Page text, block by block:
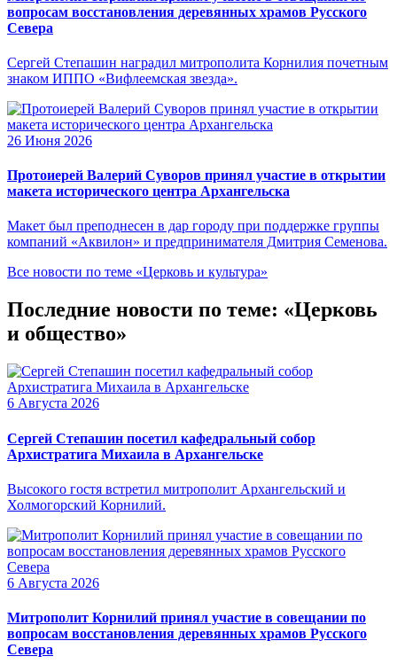
вопросам восстановления деревянных храмов Русского
Севера
Сергей Степашин наградил митрополита Корнилия почетным
знаком ИППО «Вифлеемская звезда».
26 Июня 2026
Протоиерей Валерий Суворов принял участие в открытии
макета исторического центра Архангельска
Макет был преподнесен в дар городу при поддержке группы
компаний «Аквилон» и предпринимателя Дмитрия Семенова.
Все новости по теме «Церковь и культура»
Последние новости по теме: «Церковь
и общество»
6 Августа 2026
Сергей Степашин посетил кафедральный собор
Архистратига Михаила в Архангельске
Высокого гостя встретил митрополит Архангельский и
Холмогорский Корнилий.
6 Августа 2026
Митрополит Корнилий принял участие в совещании по
вопросам восстановления деревянных храмов Русского
Севера